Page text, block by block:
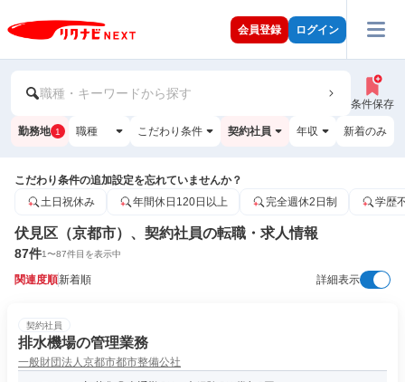
会員登録 ログイン
職種・キーワードから探す
条件保存
勤務地 1 職種 こだわり条件 契約社員 年収 新着のみ
こだわり条件の追加設定を忘れていませんか？
土日祝休み
年間休日120日以上 完全週休2日制 学歴
伏見区（京都市）、契約社員の転職・求人情報
87件1〜87件目を表示中
関連度順新着順 詳細表示
契約社員
排水機場の管理業務
一般財団法人京都市都市整備公社